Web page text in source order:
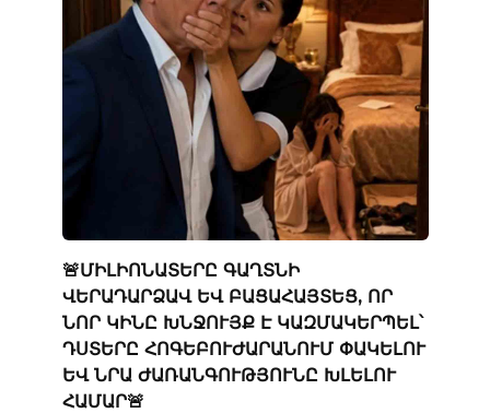
🚨ՄԻԼԻՈՆԱՏԵՐԸ ԳԱՂՏՆԻ
ՎԵՐԱԴԱՐՁԱՎ ԵՎ ԲԱՑԱՀԱՅՏԵՑ, ՈՐ
ՆՈՐ ԿԻՆԸ ԽՆՋՈՒՅՔ Է ԿԱԶՄԱԿԵՐՊԵԼ՝
ԴՍՏԵՐԸ ՀՈԳԵԲՈՒԺԱՐԱՆՈՒՄ ՓԱԿԵԼՈՒ
ԵՎ ՆՐԱ ԺԱՌԱՆԳՈՒԹՅՈՒՆԸ ԽԼԵԼՈՒ
ՀԱՄԱՐ🚨